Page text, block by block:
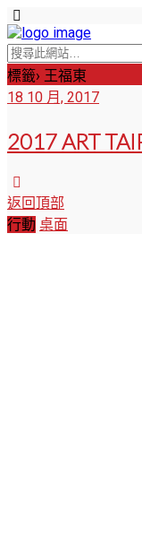
標籤› 王福東
18 10 月, 2017
2017 ART
返回頂部
行動 桌面